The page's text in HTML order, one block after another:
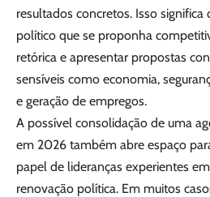
resultados concretos. Isso
político que se proponha
retórica e apresentar propostas
sensíveis como economia,
e geração de empregos.
A possível consolidação de uma
em 2026 também abre espaço
papel de lideranças experientes
renovação política. Em muitos